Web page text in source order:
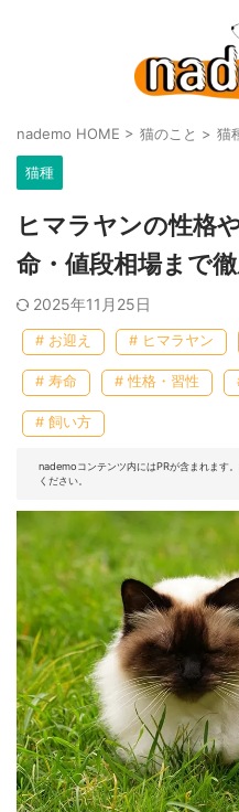
nademo HOME > 猫のこと > 猫
猫種
ヒマラヤンの性格
命・値段相場まで
2025年11月25日
# お迎え # ヒマラヤン
# 寿命 # 性格・習性
# 飼い方
nademoコンテンツ内にはPRが含まれます
ください。